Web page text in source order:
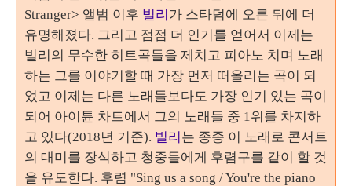
Stranger> 앨범 이후 빌리 가 스타덤에 오른 뒤에 더
유명해졌다. 그리고 점점 더 인기를 얻어서 이제는
빌리의 무수한 히트곡들을 제치고 피아노 치며 노래
하는 그를 이야기할 때 가장 먼저 떠올리는 곡이 되
었고 이제는 다른 노래들보다도 가장 인기 있는 곡이
되어 아이튠 차트에서 그의 노래들 중 1위를 차지하
고 있다(2018년 기준). 빌리 는 종종 이 노래로 콘서트
의 대미를 장식하고 청중들에게 후렴구를 같이 할 것
을 유도한다. 후렴 "Sing us a song / You're the piano